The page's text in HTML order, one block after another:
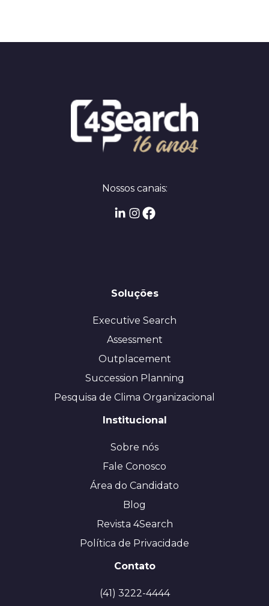
Nossos canais:
Soluções
Executive Search
Assessment
Outplacement
Succession Planning
Pesquisa de Clima Organizacional
Institucional
Sobre nós
Fale Conosco
Área do Candidato
Blog
Revista 4Search
Política de Privacidade
Contato
(41) 3222-4444